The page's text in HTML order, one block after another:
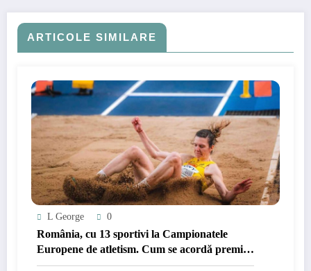
ARTICOLE SIMILARE
L George 0
România, cu 13 sportivi la Campionatele
Europene de atletism. Cum se acordă premiile
de 50.000 de euro